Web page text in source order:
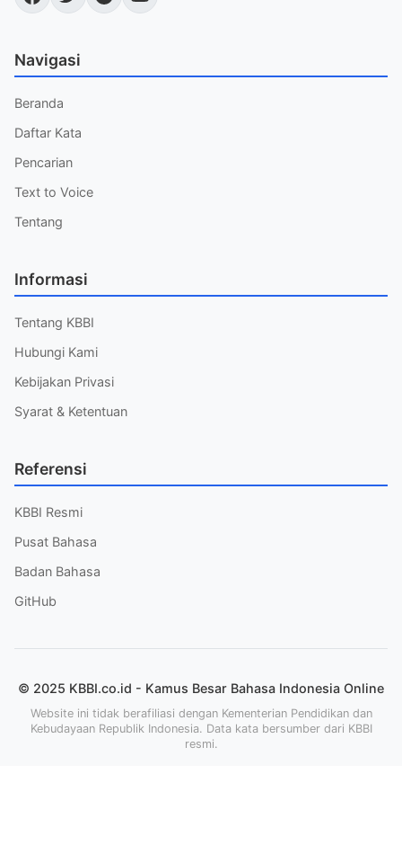
Navigasi
Beranda
Daftar Kata
Pencarian
Text to Voice
Tentang
Informasi
Tentang KBBI
Hubungi Kami
Kebijakan Privasi
Syarat & Ketentuan
Referensi
KBBI Resmi
Pusat Bahasa
Badan Bahasa
GitHub
© 2025 KBBI.co.id - Kamus Besar Bahasa Indonesia Online
Website ini tidak berafiliasi dengan Kementerian Pendidikan dan
Kebudayaan Republik Indonesia. Data kata bersumber dari KBBI
resmi.